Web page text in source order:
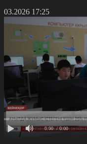
17:25
0:00 / 0:00